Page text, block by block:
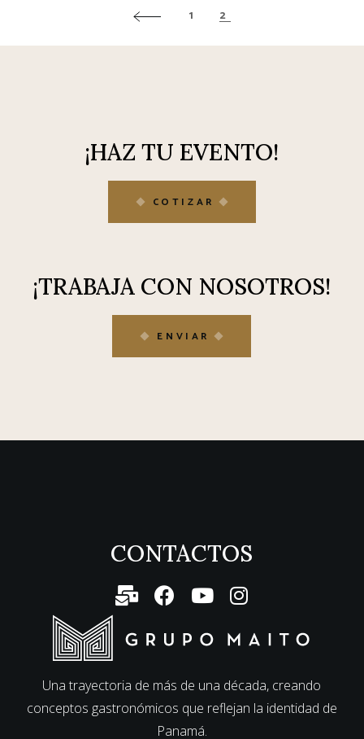
PAGINACIÓN
DE
1 2
¡HAZ TU EVENTO!
COTIZAR
¡TRABAJA CON NOSOTROS!
ENVIAR
CONTACTOS
Una trayectoria de más de una década, creando
conceptos gastronómicos que reflejan la identidad de
Panamá.